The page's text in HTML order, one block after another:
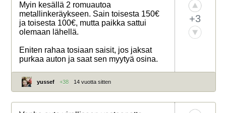
Myin kesällä 2 romuautoa
metallinkeräykseen. Sain toisesta 150€
ja toisesta 100€, mutta paikka sattui
olemaan lähellä.
Eniten rahaa tosiaan saisit, jos jaksat
purkaa auton ja saat sen myytyä osina.
+3
yussef +38 14 vuotta sitten